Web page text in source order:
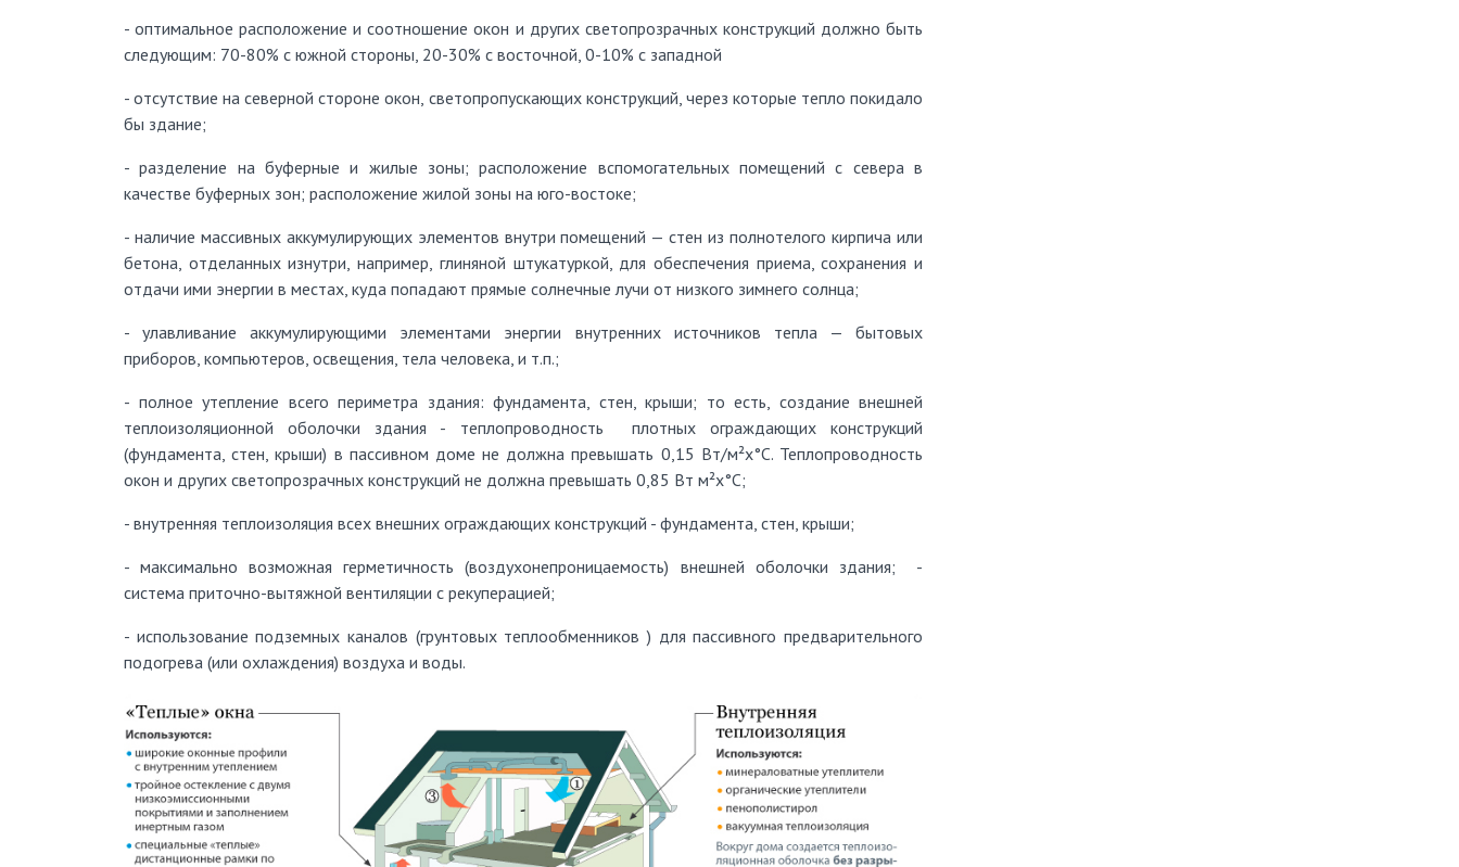
- оптимальное расположение и соотношение окон и других светопрозрачных конструкций должно быть
следующим: 70-80% с южной стороны, 20-30% с восточной, 0-10% с западной
- отсутствие на северной стороне окон, светопропускающих конструкций, через которые тепло покидало
бы здание;
- разделение на буферные и жилые зоны; расположение вспомогательных помещений с севера в
качестве буферных зон; расположение жилой зоны на юго-востоке;
- наличие массивных аккумулирующих элементов внутри помещений — стен из полнотелого кирпича или
бетона, отделанных изнутри, например, глиняной штукатуркой, для обеспечения приема, сохранения и
отдачи ими энергии в местах, куда попадают прямые солнечные лучи от низкого зимнего солнца;
- улавливание аккумулирующими элементами энергии внутренних источников тепла — бытовых
приборов, компьютеров, освещения, тела человека, и т.п.;
- полное утепление всего периметра здания: фундамента, стен, крыши; то есть, создание внешней
теплоизоляционной оболочки здания - теплопроводность плотных ограждающих конструкций
(фундамента, стен, крыши) в пассивном доме не должна превышать 0,15 Вт/м²х°С. Теплопроводность
окон и других светопрозрачных конструкций не должна превышать 0,85 Вт м²х°С;
- внутренняя теплоизоляция всех внешних ограждающих конструкций - фундамента, стен, крыши;
- максимально возможная герметичность (воздухонепроницаемость) внешней оболочки здания; -
система приточно-вытяжной вентиляции с рекуперацией;
- использование подземных каналов (грунтовых теплообменников ) для пассивного предварительного
подогрева (или охлаждения) воздуха и воды.